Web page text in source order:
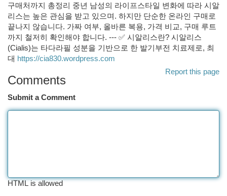
구매처까지 총정리 중년 남성의 라이프스타일 변화에 따라 시알
리스는 높은 관심을 받고 있으며. 하지만 단순한 온라인 구매로
끝나지 않습니다. 가짜 여부, 올바른 복용, 가격 비교, 구매 루트
까지 철저히 확인해야 합니다. --- ✅ 시알리스란? 시알리스
(Cialis)는 타다라필 성분을 기반으로 한 발기부전 치료제로, 최
대 https://cia830.wordpress.com
Report this page
Comments
Submit a Comment
HTML is allowed